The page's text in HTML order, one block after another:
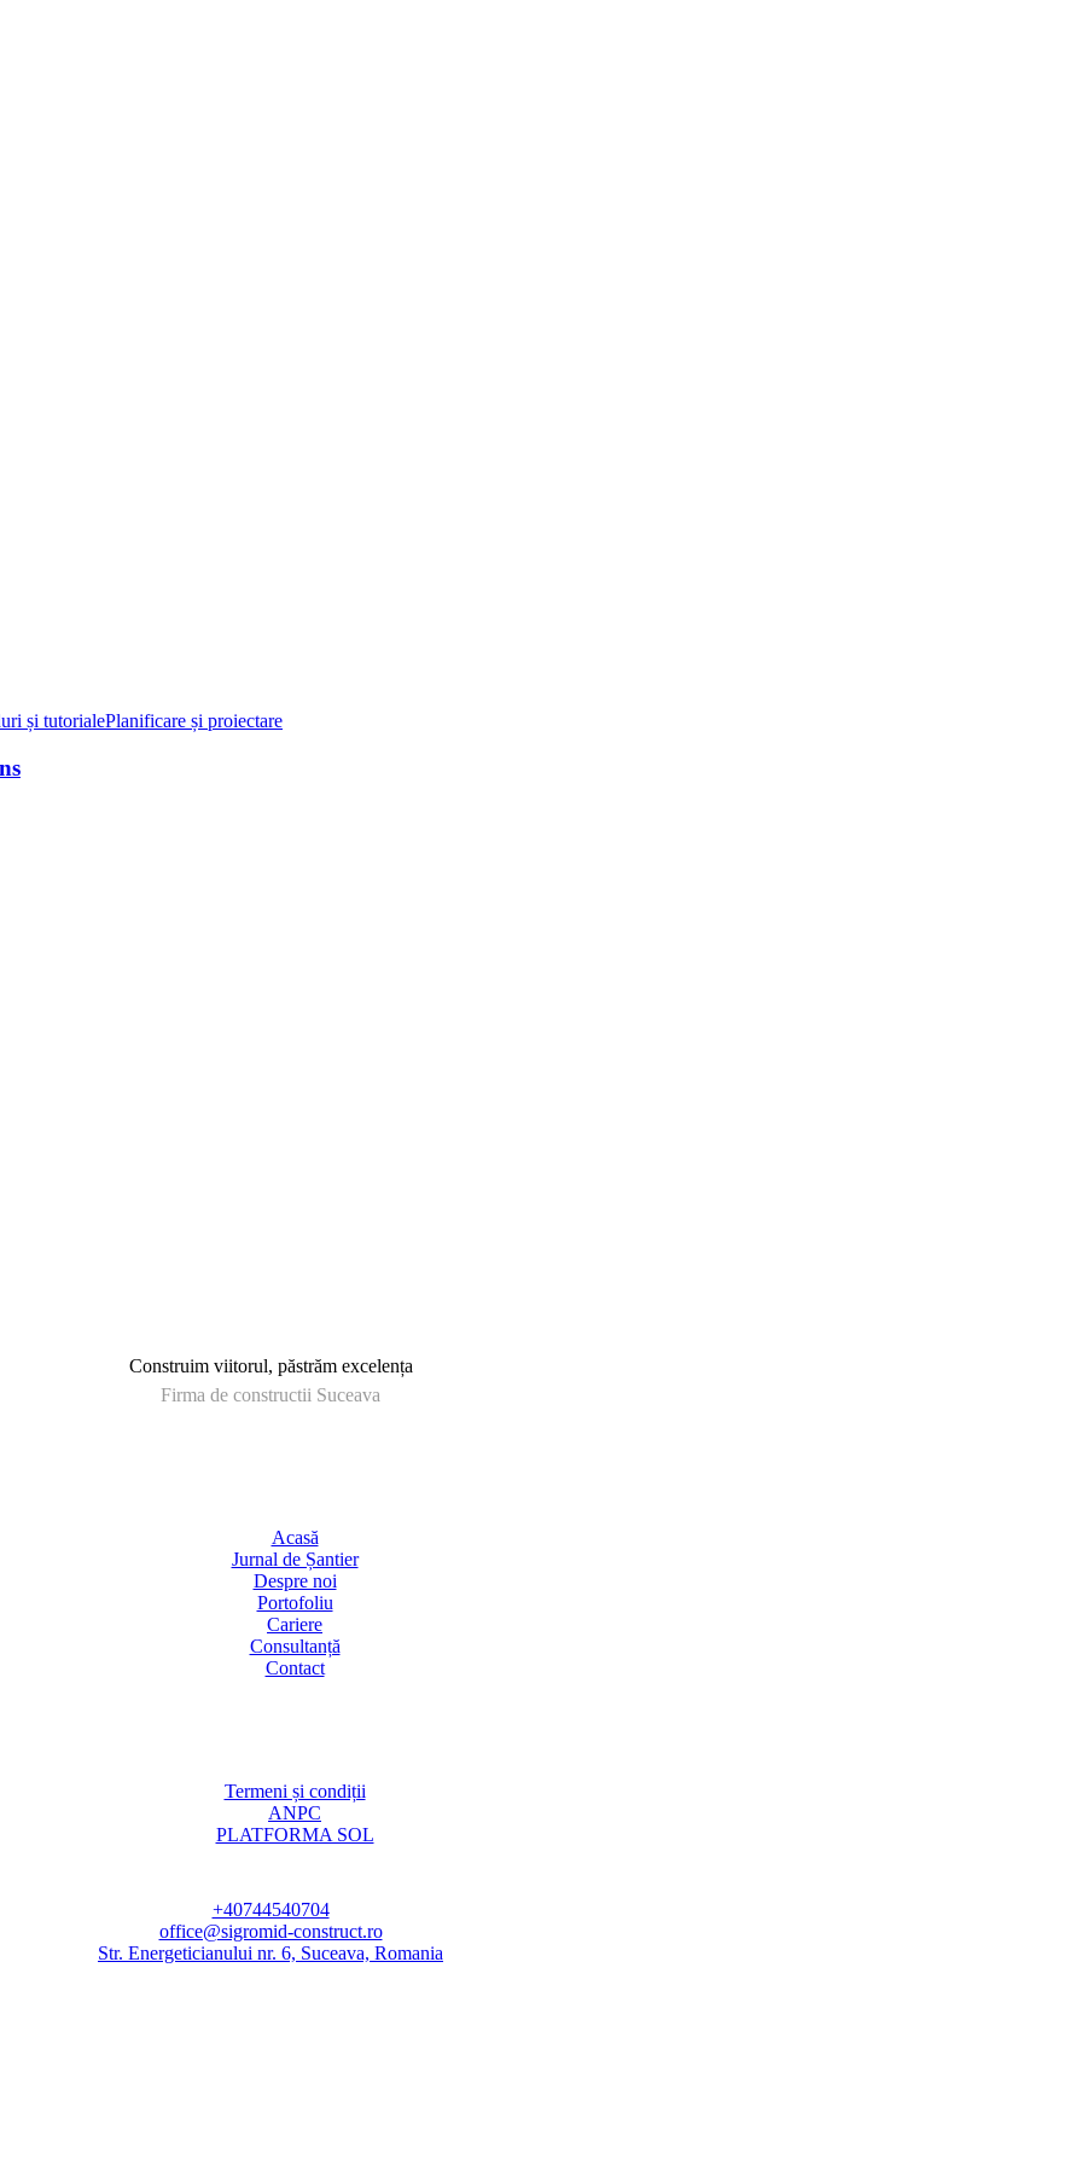
și tutorialePlanificare și proiectare
Construim viitorul, păstrăm excelența
Firma de constructii Suceava
Acasă
Jurnal de Șantier
Despre noi
Portofoliu
Cariere
Consultanță
Contact
Termeni și condiții
ANPC
PLATFORMA SOL
+40744540704
office@sigromid-construct.ro
Str. Energeticianului nr. 6, Suceava, Romania